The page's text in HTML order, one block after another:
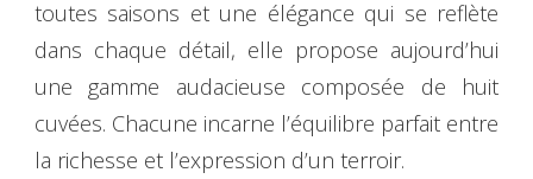
toutes saisons et une élégance qui se reflète
dans chaque détail, elle propose aujourd’hui
une gamme audacieuse composée de huit
cuvées. Chacune incarne l’équilibre parfait entre
la richesse et l’expression d’un terroir.